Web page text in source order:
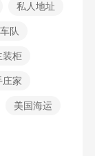
私人地址
队
装柜
庄家
美国海运